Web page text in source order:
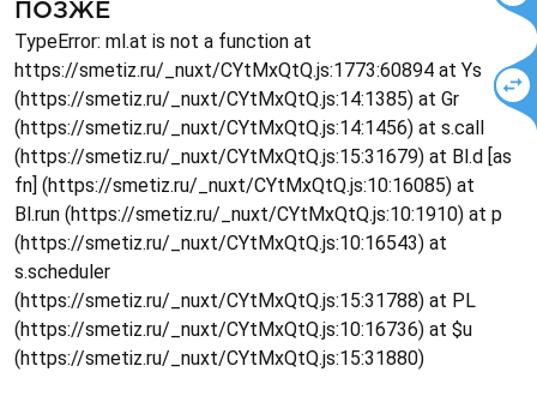
ПОЗЖЕ
TypeError: ml.at is not a function at
https://smetiz.ru/_nuxt/CYtMxQtQ.js:1773:60894 at Ys
(https://smetiz.ru/_nuxt/CYtMxQtQ.js:14:1385) at Gr
(https://smetiz.ru/_nuxt/CYtMxQtQ.js:14:1456) at s.call
(https://smetiz.ru/_nuxt/CYtMxQtQ.js:15:31679) at Bl.d [as
fn] (https://smetiz.ru/_nuxt/CYtMxQtQ.js:10:16085) at
Bl.run (https://smetiz.ru/_nuxt/CYtMxQtQ.js:10:1910) at p
(https://smetiz.ru/_nuxt/CYtMxQtQ.js:10:16543) at
s.scheduler
(https://smetiz.ru/_nuxt/CYtMxQtQ.js:15:31788) at PL
(https://smetiz.ru/_nuxt/CYtMxQtQ.js:10:16736) at $u
(https://smetiz.ru/_nuxt/CYtMxQtQ.js:15:31880)